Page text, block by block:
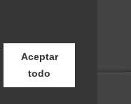
Aceptar
todo